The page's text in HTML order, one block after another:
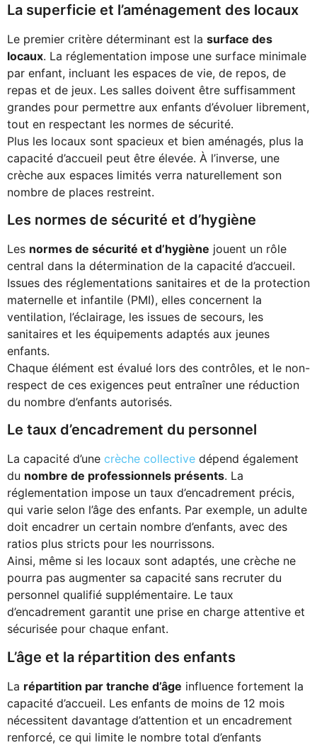
La superficie et l’aménagement des locaux
Le premier critère déterminant est la surface des
locaux. La réglementation impose une surface minimale
par enfant, incluant les espaces de vie, de repos, de
repas et de jeux. Les salles doivent être suffisamment
grandes pour permettre aux enfants d’évoluer librement,
tout en respectant les normes de sécurité.
Plus les locaux sont spacieux et bien aménagés, plus la
capacité d’accueil peut être élevée. À l’inverse, une
crèche aux espaces limités verra naturellement son
nombre de places restreint.
Les normes de sécurité et d’hygiène
Les normes de sécurité et d’hygiène jouent un rôle
central dans la détermination de la capacité d’accueil.
Issues des réglementations sanitaires et de la protection
maternelle et infantile (PMI), elles concernent la
ventilation, l’éclairage, les issues de secours, les
sanitaires et les équipements adaptés aux jeunes
enfants.
Chaque élément est évalué lors des contrôles, et le non-
respect de ces exigences peut entraîner une réduction
du nombre d’enfants autorisés.
Le taux d’encadrement du personnel
La capacité d’une crèche collective dépend également
du nombre de professionnels présents. La
réglementation impose un taux d’encadrement précis,
qui varie selon l’âge des enfants. Par exemple, un adulte
doit encadrer un certain nombre d’enfants, avec des
ratios plus stricts pour les nourrissons.
Ainsi, même si les locaux sont adaptés, une crèche ne
pourra pas augmenter sa capacité sans recruter du
personnel qualifié supplémentaire. Le taux
d’encadrement garantit une prise en charge attentive et
sécurisée pour chaque enfant.
L’âge et la répartition des enfants
La répartition par tranche d’âge influence fortement la
capacité d’accueil. Les enfants de moins de 12 mois
nécessitent davantage d’attention et un encadrement
renforcé, ce qui limite le nombre total d’enfants